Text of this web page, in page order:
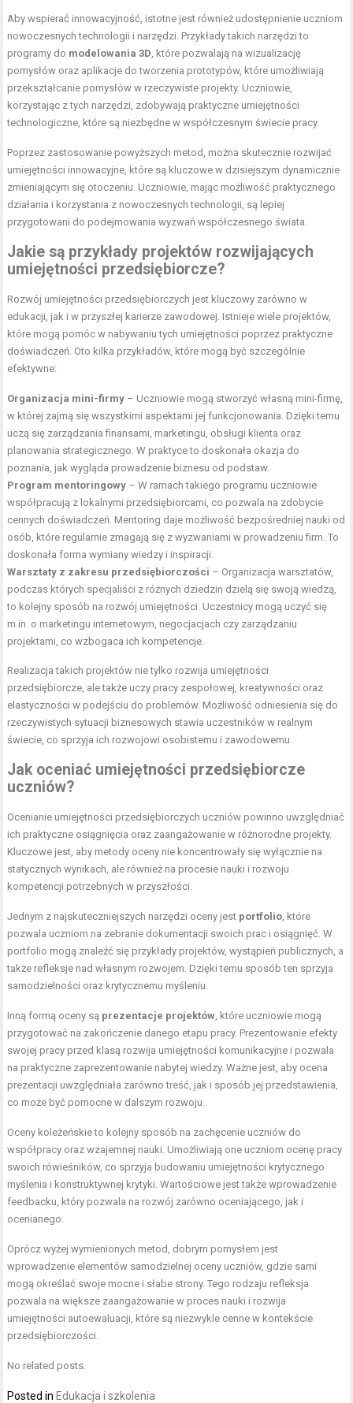
Aby wspierać innowacyjność, istotne jest również udostępnienie uczniom
nowoczesnych technologii i narzędzi. Przykłady takich narzędzi to
programy do modelowania 3D , które pozwalają na wizualizację
pomysłów oraz aplikacje do tworzenia prototypów, które umożliwiają
przekształcanie pomysłów w rzeczywiste projekty. Uczniowie,
korzystając z tych narzędzi, zdobywają praktyczne umiejętności
technologiczne, które są niezbędne w współczesnym świecie pracy.
Poprzez zastosowanie powyższych metod, można skutecznie rozwijać
umiejętności innowacyjne, które są kluczowe w dzisiejszym dynamicznie
zmieniającym się otoczeniu. Uczniowie, mając możliwość praktycznego
działania i korzystania z nowoczesnych technologii, są lepiej
przygotowani do podejmowania wyzwań współczesnego świata.
Jakie są przykłady projektów rozwijających
umiejętności przedsiębiorcze?
Rozwój umiejętności przedsiębiorczych jest kluczowy zarówno w
edukacji, jak i w przyszłej karierze zawodowej. Istnieje wiele projektów,
które mogą pomóc w nabywaniu tych umiejętności poprzez praktyczne
doświadczeń. Oto kilka przykładów, które mogą być szczególnie
efektywne:
Organizacja mini-firmy – Uczniowie mogą stworzyć własną mini-firmę,
w której zajmą się wszystkimi aspektami jej funkcjonowania. Dzięki temu
uczą się zarządzania finansami, marketingu, obsługi klienta oraz
planowania strategicznego. W praktyce to doskonała okazja do
poznania, jak wygląda prowadzenie biznesu od podstaw.
Program mentoringowy – W ramach takiego programu uczniowie
współpracują z lokalnymi przedsiębiorcami, co pozwala na zdobycie
cennych doświadczeń. Mentoring daje możliwość bezpośredniej nauki od
osób, które regularnie zmagają się z wyzwaniami w prowadzeniu firm. To
doskonała forma wymiany wiedzy i inspiracji.
Warsztaty z zakresu przedsiębiorczości – Organizacja warsztatów,
podczas których specjaliści z różnych dziedzin dzielą się swoją wiedzą,
to kolejny sposób na rozwój umiejętności. Uczestnicy mogą uczyć się
m.in. o marketingu internetowym, negocjacjach czy zarządzaniu
projektami, co wzbogaca ich kompetencje.
Realizacja takich projektów nie tylko rozwija umiejętności
przedsiębiorcze, ale także uczy pracy zespołowej, kreatywności oraz
elastyczności w podejściu do problemów. Możliwość odniesienia się do
rzeczywistych sytuacji biznesowych stawia uczestników w realnym
świecie, co sprzyja ich rozwojowi osobistemu i zawodowemu.
Jak oceniać umiejętności przedsiębiorcze
uczniów?
Ocenianie umiejętności przedsiębiorczych uczniów powinno uwzględniać
ich praktyczne osiągnięcia oraz zaangażowanie w różnorodne projekty.
Kluczowe jest, aby metody oceny nie koncentrowały się wyłącznie na
statycznych wynikach, ale również na procesie nauki i rozwoju
kompetencji potrzebnych w przyszłości.
Jednym z najskuteczniejszych narzędzi oceny jest portfolio , które
pozwala uczniom na zebranie dokumentacji swoich prac i osiągnięć. W
portfolio mogą znaleźć się przykłady projektów, wystąpień publicznych, a
także refleksje nad własnym rozwojem. Dzięki temu sposób ten sprzyja
samodzielności oraz krytycznemu myśleniu.
Inną formą oceny są prezentacje projektów , które uczniowie mogą
przygotować na zakończenie danego etapu pracy. Prezentowanie efekty
swojej pracy przed klasą rozwija umiejętności komunikacyjne i pozwala
na praktyczne zaprezentowanie nabytej wiedzy. Ważne jest, aby ocena
prezentacji uwzględniała zarówno treść, jak i sposób jej przedstawienia,
co może być pomocne w dalszym rozwoju.
Oceny koleżeńskie to kolejny sposób na zachęcenie uczniów do
współpracy oraz wzajemnej nauki. Umożliwiają one uczniom ocenę pracy
swoich rówieśników, co sprzyja budowaniu umiejętności krytycznego
myślenia i konstruktywnej krytyki. Wartościowe jest także wprowadzenie
feedbacku, który pozwala na rozwój zarówno oceniającego, jak i
ocenianego.
Oprócz wyżej wymienionych metod, dobrym pomysłem jest
wprowadzenie elementów samodzielnej oceny uczniów, gdzie sami
mogą określać swoje mocne i słabe strony. Tego rodzaju refleksja
pozwala na większe zaangażowanie w proces nauki i rozwija
umiejętności autoewaluacji, które są niezwykle cenne w kontekście
przedsiębiorczości.
No related posts.
Posted in Edukacja i szkolenia